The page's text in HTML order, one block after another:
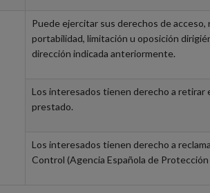
Puede ejercitar sus derechos de
portabilidad, limitación u oposición
dirección indicada anteriormente.
Los interesados tienen derecho a retirar
prestado.
Los interesados tienen derecho a
Control (Agencia Española de